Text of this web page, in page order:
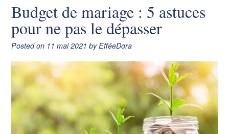
Budget de mariage : 5 astuces
pour ne pas le dépasser
Posted on 11 mai 2021 byEfféeDora